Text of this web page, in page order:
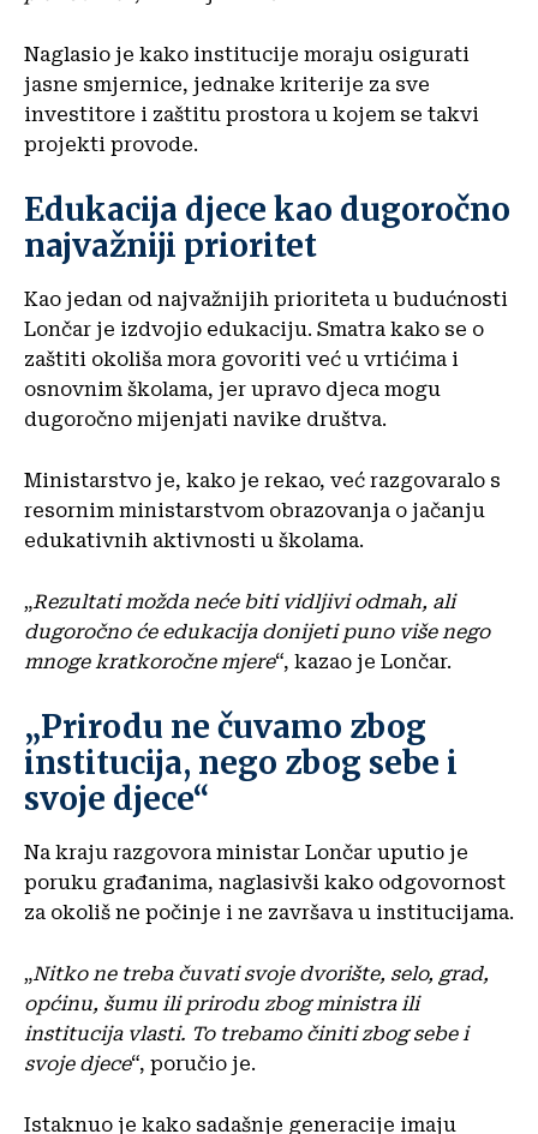
Naglasio je kako institucije moraju osigurati
jasne smjernice, jednake kriterije za sve
investitore i zaštitu prostora u kojem se takvi
projekti provode.
Edukacija djece kao dugoročno
najvažniji prioritet
Kao jedan od najvažnijih prioriteta u budućnosti
Lončar je izdvojio edukaciju. Smatra kako se o
zaštiti okoliša mora govoriti već u vrtićima i
osnovnim školama, jer upravo djeca mogu
dugoročno mijenjati navike društva.
Ministarstvo je, kako je rekao, već razgovaralo s
resornim ministarstvom obrazovanja o jačanju
edukativnih aktivnosti u školama.
„Rezultati možda neće biti vidljivi odmah, ali
dugoročno će edukacija donijeti puno više nego
mnoge kratkoročne mjere“, kazao je Lončar.
„Prirodu ne čuvamo zbog
institucija, nego zbog sebe i
svoje djece“
Na kraju razgovora ministar Lončar uputio je
poruku građanima, naglasivši kako odgovornost
za okoliš ne počinje i ne završava u institucijama.
„Nitko ne treba čuvati svoje dvorište, selo, grad,
općinu, šumu ili prirodu zbog ministra ili
institucija vlasti. To trebamo činiti zbog sebe i
svoje djece“, poručio je.
Istaknuo je kako sadašnje generacije imaju